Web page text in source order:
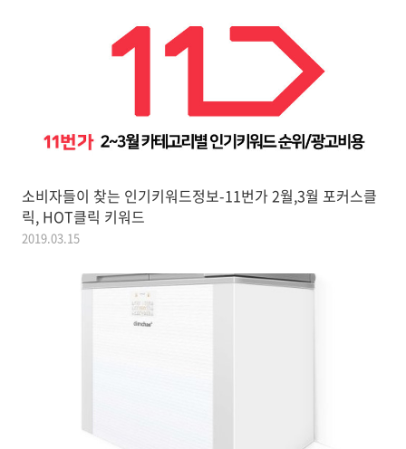
소비자들이 찾는 인기키워드정보-11번가 2월,3월 포커스클
릭, HOT클릭 키워드
2019.03.15